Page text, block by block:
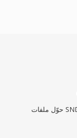
حوّل ملفات SNDT إلى FSSD بسهولة وسرعة عبر أداتنا